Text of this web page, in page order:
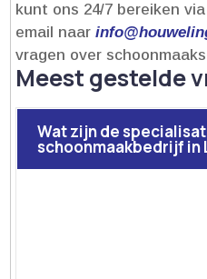
kunt ons 24/7 bereiken
email naar
vragen over
Meest gestelde
Wat zijn de
schoonmaakbedrijf in